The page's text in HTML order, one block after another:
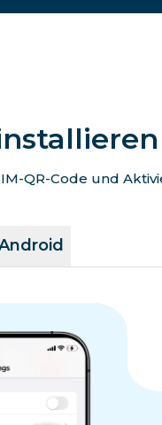
QR-Code und